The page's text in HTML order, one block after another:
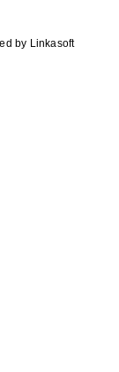
by Linkasoft